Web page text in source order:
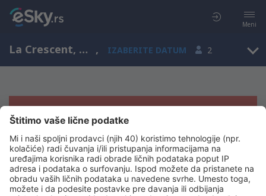
Meni
La Crescent, Minnesota, Sjedinjene Američke Države , IZABERITE DATUM 2
Žao nam je, ne možemo da prikažemo
rezultate
Pokušajte još jednom kad izaberete druge kriterijume